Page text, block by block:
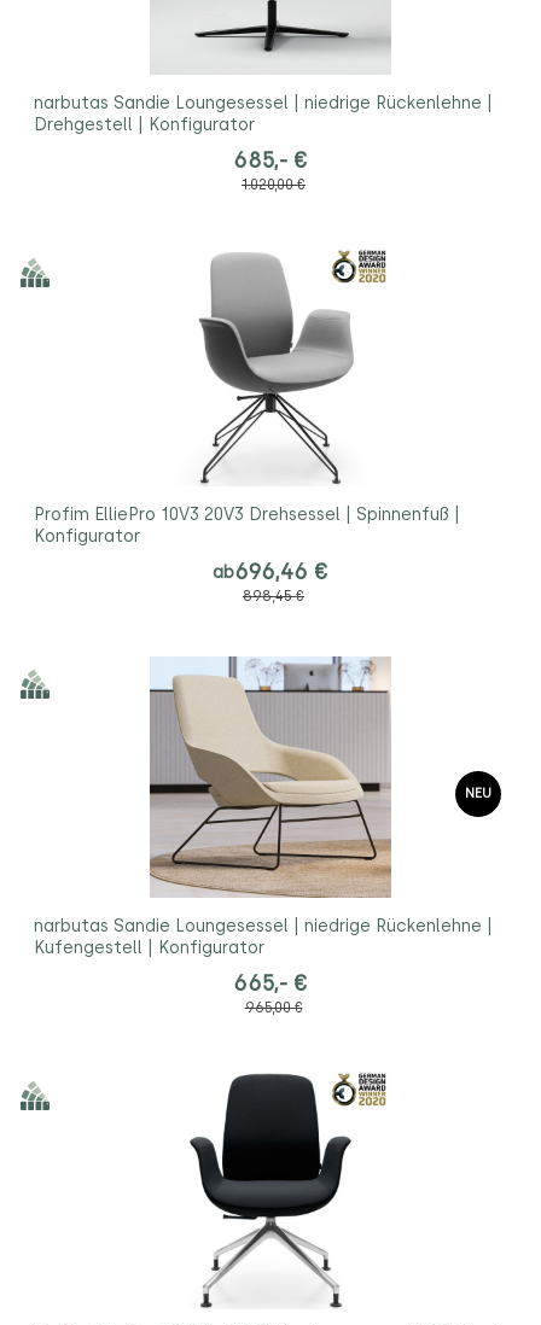
narbutas Sandie Loungesessel | niedrige Rückenlehne |
Drehgestell | Konfigurator
685,- €
1.020,00 €
Profim ElliePro 10V3 20V3 Drehsessel | Spinnenfuß |
Konfigurator
ab696,46 €
898,45 €
NEU
narbutas Sandie Loungesessel | niedrige Rückenlehne |
Kufengestell | Konfigurator
665,- €
965,00 €